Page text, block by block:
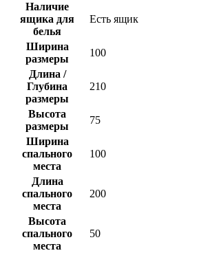
Наличие
ящика для
белья
Есть ящик
Ширина
размеры
100
Длина /
Глубина
размеры
210
Высота
размеры
75
Ширина
спального
места
100
Длина
спального
места
200
Высота
спального
места
50